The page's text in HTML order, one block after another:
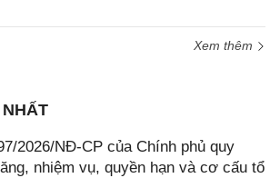
Xem thêm
2026/NĐ-CP của Chính phủ quy
nhiệm vụ, quyền hạn và cơ cấu tổ